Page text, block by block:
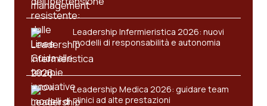
Sangue & coagulazione
Tiroide
Tumore al seno
Leadership Infermieristica 2026: nuovi
modelli di responsabilità e autonomia
Leadership Medica 2026: guidare team
clinici ad alte prestazioni